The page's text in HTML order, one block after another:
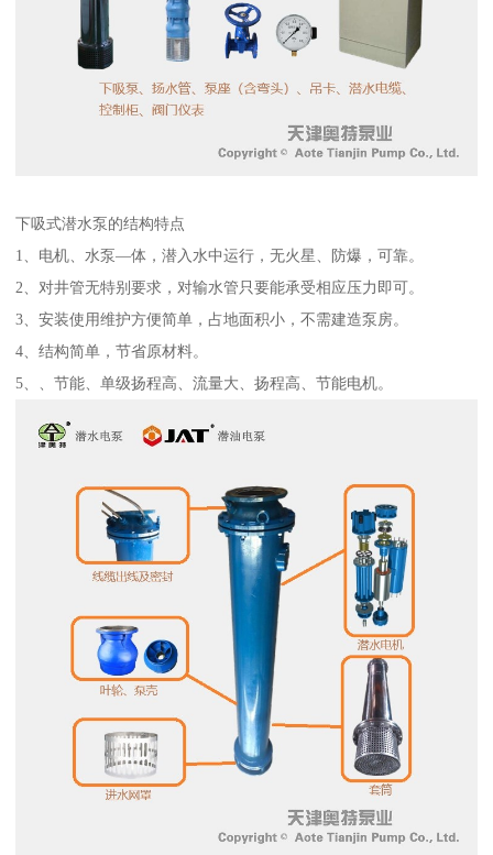
下吸式潜水泵的结构特点
1、电机、水泵—体，潜入水中运行，无火星、防爆，可靠。
2、对井管无特别要求，对输水管只要能承受相应压力即可。
3、安装使用维护方便简单，占地面积小，不需建造泵房。
4、结构简单，节省原材料。
5、、节能、单级扬程高、流量大、扬程高、节能电机。